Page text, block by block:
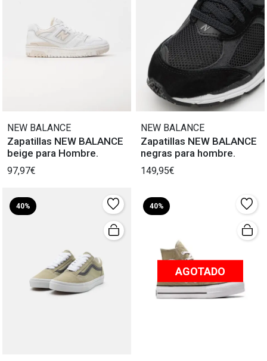
NEW BALANCE
Zapatillas NEW BALANCE
beige para Hombre.
97,97€
NEW BALANCE
Zapatillas NEW BALANCE
negras para hombre.
149,95€
40% 40%
AGOTADO